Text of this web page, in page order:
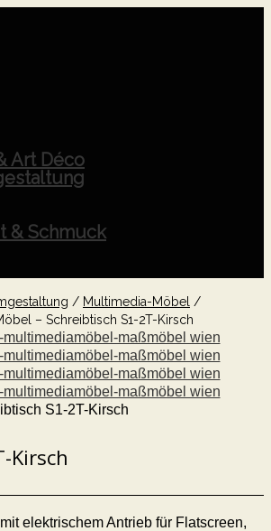
Art Déco
& Schmuck
/ Multimedia-Möbel /
– Schreibtisch S1-2T-Kirsch
S1-2T-Kirsch
Kirsch
elektrischem Antrieb für F latscreen,